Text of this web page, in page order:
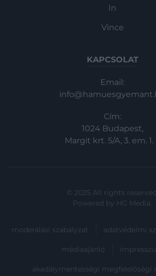
In
Vince
KAPCSOLAT
Email:
Cím:
1024 Budapest,
Margit krt. 5/A, 3. em. 1.
© 2025 All rights
Powered by HG Media.
moderálási szabályzat adatvédelmi
médiaajánló
akadálymentességi megfelelőségi